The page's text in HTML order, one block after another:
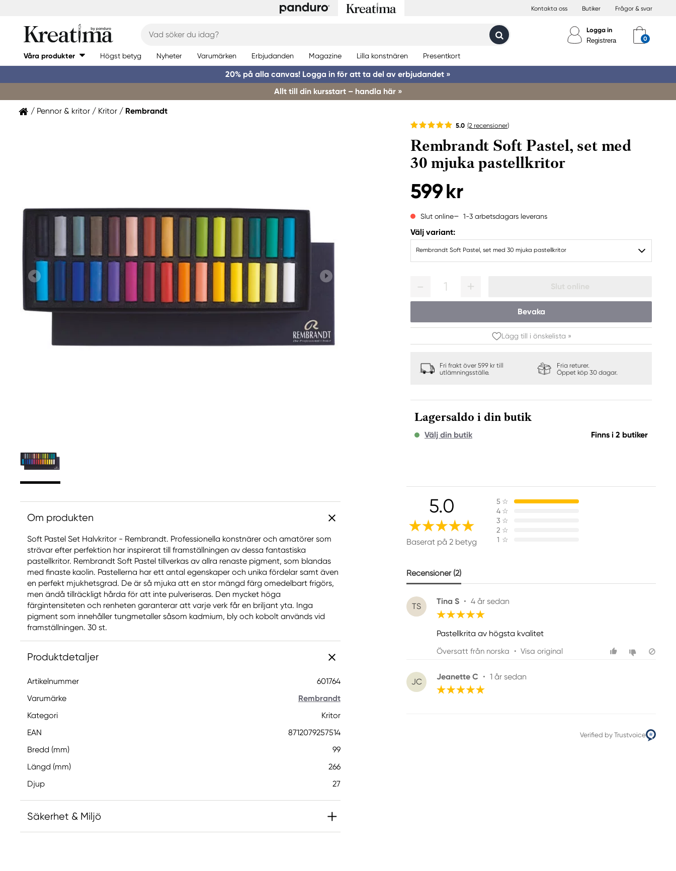
Kontakta oss Butiker Frågor & svar
Logga in
Registrera
Våra produkter Högst betyg Nyheter Varumärken Erbjudanden Magazine Lilla konstnären Presentkort
20% på alla canvas! Logga in för att ta del av erbjudandet »
Allt till din kursstart – handla här »
Pennor & kritor Kritor Rembrandt
5.0 (2 recensioner)
Rembrandt Soft Pastel, set med
30 mjuka pastellkritor
599 kr
Slut online 1-3 arbetsdagars leverans
Välj variant:
Rembrandt Soft Pastel, set med 30 mjuka pastellkritor
1 Slut online
Bevaka
Lägg till i önskelista »
Fri frakt över 599 kr till
utlämningsställe.
Fria returer.
Öppet köp 30 dagar.
Lagersaldo i din butik
Välj din butik Finns i 2 butiker
Om produkten
Soft Pastel Set Halvkritor - Rembrandt. Professionella konstnärer och amatörer som
strävar efter perfektion har inspirerat till framställningen av dessa fantastiska
pastellkritor. Rembrandt Soft Pastel tillverkas av allra renaste pigment, som blandas
med finaste kaolin. Pastellerna har ett antal egenskaper och unika fördelar samt även
en perfekt mjukhetsgrad. De är så mjuka att en stor mängd färg omedelbart frigörs,
men ändå tillräckligt hårda för att inte pulveriseras. Den mycket höga
färgintensiteten och renheten garanterar att varje verk får en briljant yta. Inga
pigment som innehåller tungmetaller såsom kadmium, bly och kobolt används vid
framställningen. 30 st.
Produktdetaljer
Artikelnummer
601764
Varumärke
Rembrandt
Kategori
Kritor
EAN
8712079257514
Bredd (mm)
99
Längd (mm)
266
Djup
27
Säkerhet & Miljö
5.0
Baserat på 2 betyg
5 ☆
4 ☆
3 ☆
2 ☆
1 ☆
Recensioner (2)
TS
Tina S • 4 år sedan
Pastellkrita av högsta kvalitet
Översatt från norska • Visa original
JC
Jeanette C • 1 år sedan
Verified by Trustvoice